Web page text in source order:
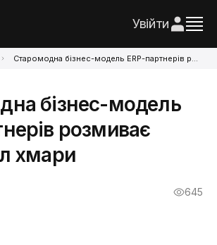
Увійти
Старомодна бізнес-модель ERP-партнерів розмиває потенціал хмари
бізнес-модель
розмиває
хмари
645